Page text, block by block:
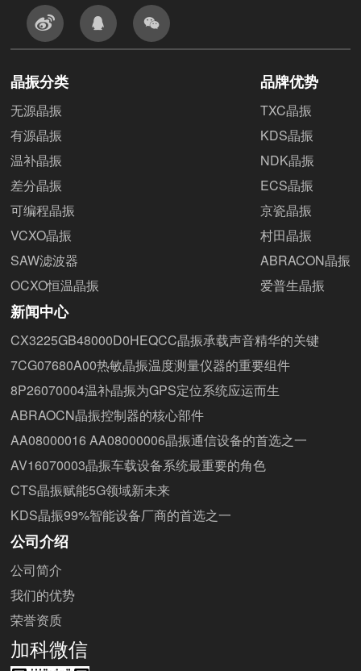
晶振分类
无源晶振
有源晶振
温补晶振
差分晶振
可编程晶振
VCXO晶振
SAW滤波器
OCXO恒温晶振
品牌优势
TXC晶振
KDS晶振
NDK晶振
ECS晶振
京瓷晶振
村田晶振
ABRACON晶振
爱普生晶振
新闻中心
CX3225GB48000D0HEQCC晶振承载声音精华的关键
7CG07680A00热敏晶振温度测量仪器的重要组件
8P26070004温补晶振为GPS定位系统应运而生
ABRAOCN晶振控制器的核心部件
AA08000016 AA08000006晶振通信设备的首选之一
AV16070003晶振车载设备系统最重要的角色
CTS晶振赋能5G领域新未来
KDS晶振99%智能设备厂商的首选之一
公司介绍
公司简介
我们的优势
荣誉资质
加科微信